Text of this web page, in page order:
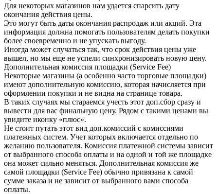
Для некоторых магазинов нам удается спарсить дату
окончания действия цены.
Это могут быть даты окончания распродаж или акций. Эта
информация должна помогать пользователям делать покупки
более своевременно и не упускать выгоду.
Иногда может случаться так, что срок действия цены уже
вышел, но мы еще не успели синхронизировать новую цену.
Дополнительная комиссия площадки (Service Fee)
Некоторые магазины (а особенно часто торговые площадки)
имеют дополнительную комиссию, которая начисляется при
оформлении покупки и не видна на странице товара.
В таких случаях мы стараемся учесть этот доп.сбор сразу и
вывести для вас финальную цену. Рядом с такими ценами вы
увидите иконку «плюс».
Не стоит путать этот вид доп.комиссий с комиссиями
платежных систем. Учет которых включается отдельно по
желанию пользователя. Комиссия платежной системы зависит
от выбранного способа оплаты и на одной и той же площадке
она может сильно меняться. Дополнительная комиссия же
самой площадки (Service Fee) обычно привязана к самой
сумме заказа и не зависит от выбранного вами способа
оплаты.